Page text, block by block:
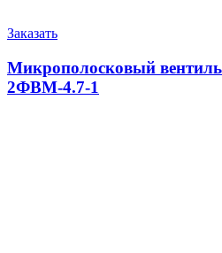
Заказать
Микрополосковый вентиль
2ФВМ-4.7-1